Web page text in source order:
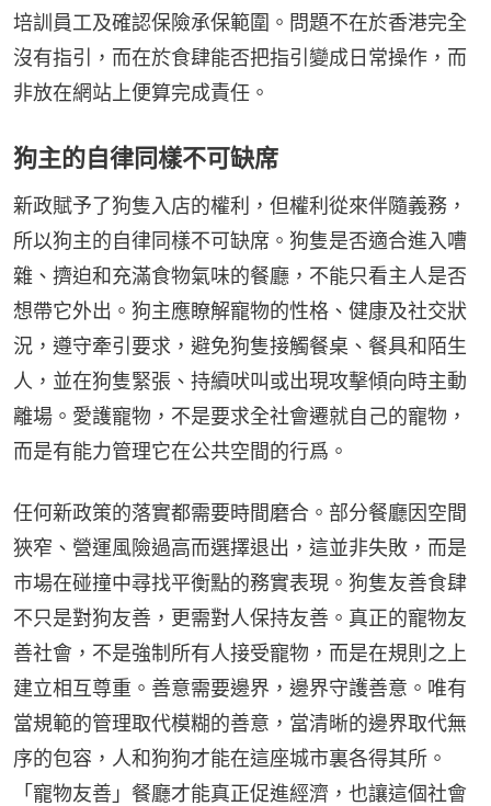
培訓員工及確認保險承保範圍。問題不在於香港完全
沒有指引，而在於食肆能否把指引變成日常操作，而
非放在網站上便算完成責任。
狗主的自律同樣不可缺席
新政賦予了狗隻入店的權利，但權利從來伴隨義務，
所以狗主的自律同樣不可缺席。狗隻是否適合進入嘈
雜、擠迫和充滿食物氣味的餐廳，不能只看主人是否
想帶它外出。狗主應瞭解寵物的性格、健康及社交狀
況，遵守牽引要求，避免狗隻接觸餐桌、餐具和陌生
人，並在狗隻緊張、持續吠叫或出現攻擊傾向時主動
離場。愛護寵物，不是要求全社會遷就自己的寵物，
而是有能力管理它在公共空間的行爲。
任何新政策的落實都需要時間磨合。部分餐廳因空間
狹窄、營運風險過高而選擇退出，這並非失敗，而是
市場在碰撞中尋找平衡點的務實表現。狗隻友善食肆
不只是對狗友善，更需對人保持友善。真正的寵物友
善社會，不是強制所有人接受寵物，而是在規則之上
建立相互尊重。善意需要邊界，邊界守護善意。唯有
當規範的管理取代模糊的善意，當清晰的邊界取代無
序的包容，人和狗狗才能在這座城市裏各得其所。
「寵物友善」餐廳才能真正促進經濟，也讓這個社會